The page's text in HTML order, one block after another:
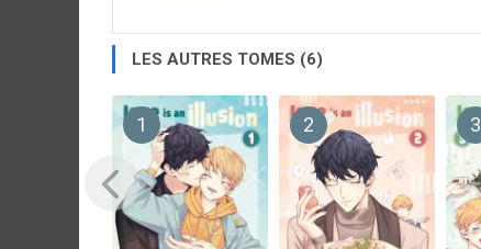
LES AUTRES TOMES (6)
1 2 3